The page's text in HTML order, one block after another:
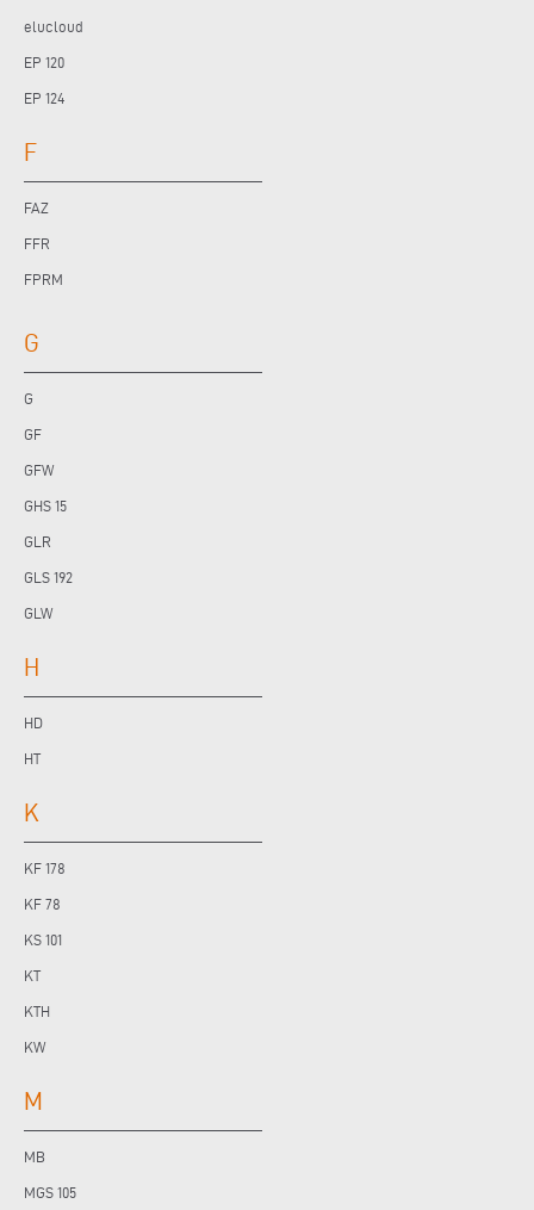
elucloud
EP 120
EP 124
F
FAZ
FFR
FPRM
G
G
GF
GFW
GHS 15
GLR
GLS 192
GLW
H
HD
HT
K
KF 178
KF 78
KS 101
KT
KTH
KW
M
MB
MGS 105